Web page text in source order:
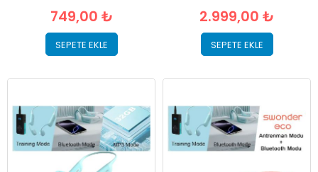
749,00 ₺
SEPETE EKLE
2.999,00 ₺
SEPETE EKLE